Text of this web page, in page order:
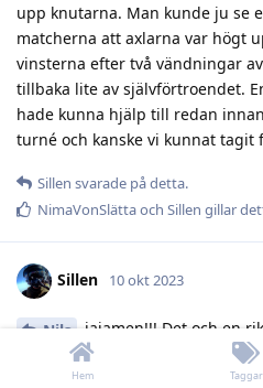
upp knutarna. Man kunde ju se
matcherna att axlarna var högt
vinsterna efter två vändningar
tillbaka lite av självförtroendet.
hade kunna hjälp till redan
turné och kanske vi kunnat tagit
Sillen svarade på detta.
NimaVonSlättaoch Sillen gillar
Sillen 10 okt 2023
Nils
jajamen!!! Det och en
min önskelista när det gäller
göra större skillnad än att i panik
Hem Taggar